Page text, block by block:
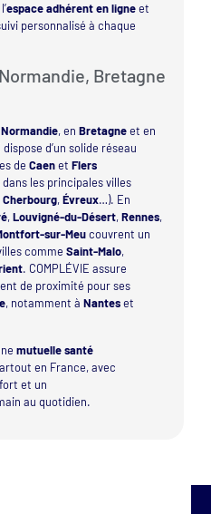
espace adhérent en ligneet
personnalisé à chaque
Bretagne
Normandie, enBretagneet en
dispose d’un solide réseau
deCaenetFlers
les principales villes
Cherbourg,Évreux…). En
,Louvigné-du-Désert,Rennes,
sur-Meucouvrent un
commeSaint-Malo,
. COMPLÉVIE assure
de proximité pour ses
, notamment àNanteset
mutuelle santé
en France, avec
et un
au quotidien.